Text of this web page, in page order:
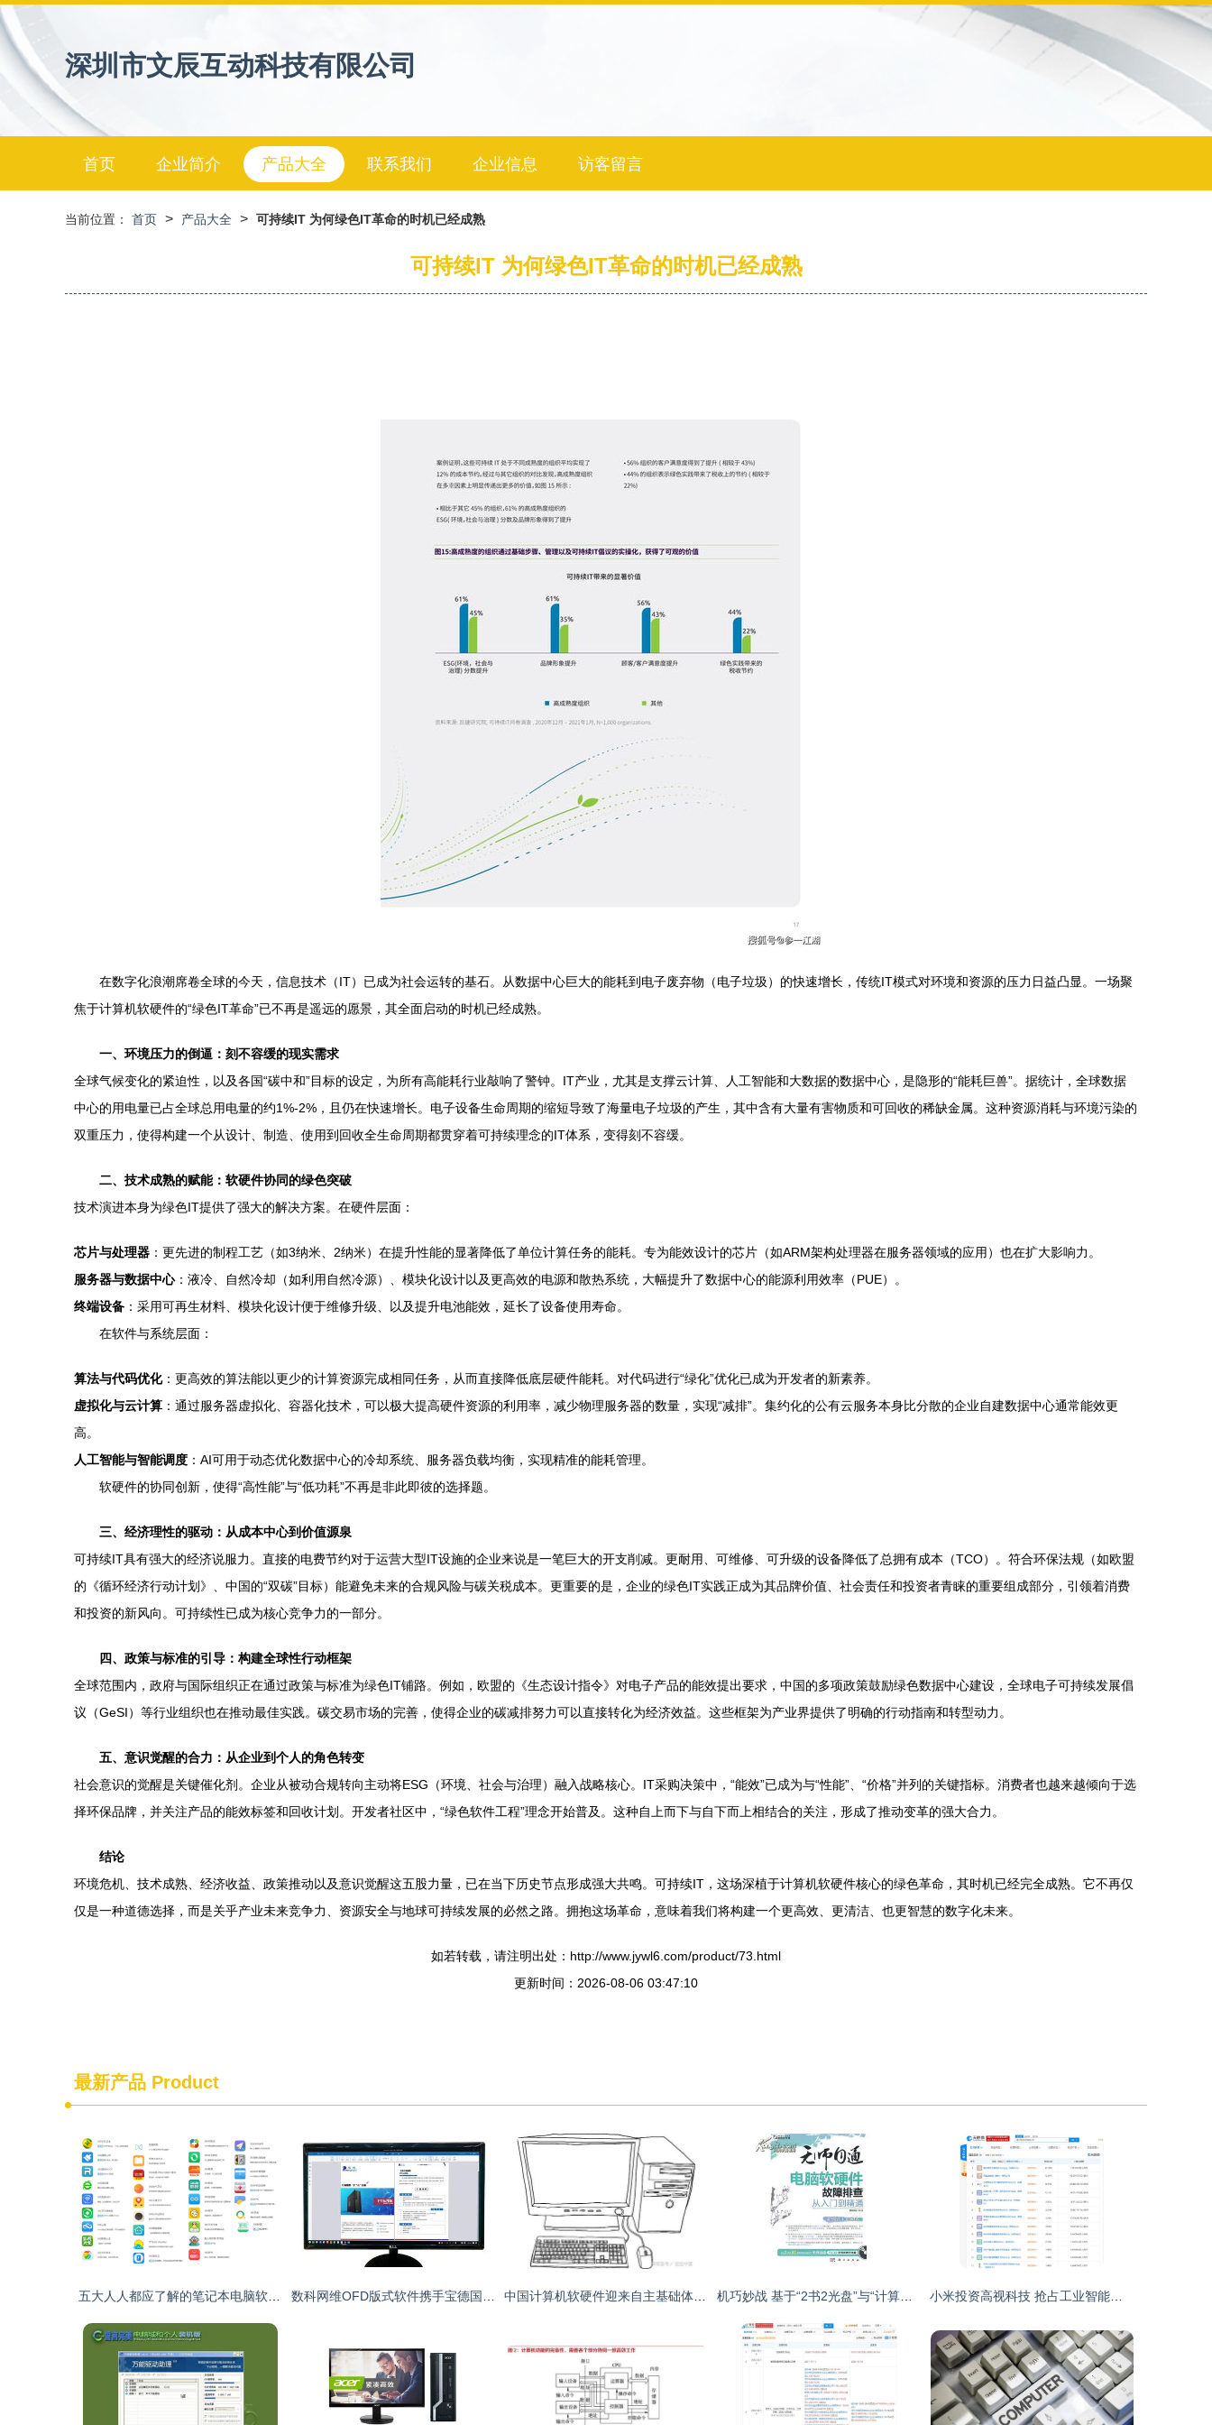
深圳市文辰互动科技有限公司
首页 企业简介 产品大全 联系我们 企业信息 访客留言
当前位置： 首页 > 产品大全 > 可持续IT 为何绿色IT革命的时机已经成熟
可持续IT 为何绿色IT革命的时机已经成熟
在数字化浪潮席卷全球的今天，信息技术（IT）已成为社会运转的基石。从数据中心巨大的能耗到电子废弃物（电子垃圾）的快速增长，传统IT模式对环境和资源的压力日益凸显。一场聚
焦于计算机软硬件的“绿色IT革命”已不再是遥远的愿景，其全面启动的时机已经成熟。
一、环境压力的倒逼：刻不容缓的现实需求
全球气候变化的紧迫性，以及各国“碳中和”目标的设定，为所有高能耗行业敲响了警钟。IT产业，尤其是支撑云计算、人工智能和大数据的数据中心，是隐形的“能耗巨兽”。据统计，全球数据
中心的用电量已占全球总用电量的约1%-2%，且仍在快速增长。电子设备生命周期的缩短导致了海量电子垃圾的产生，其中含有大量有害物质和可回收的稀缺金属。这种资源消耗与环境污染的
双重压力，使得构建一个从设计、制造、使用到回收全生命周期都贯穿着可持续理念的IT体系，变得刻不容缓。
二、技术成熟的赋能：软硬件协同的绿色突破
技术演进本身为绿色IT提供了强大的解决方案。在硬件层面：
芯片与处理器 ：更先进的制程工艺（如3纳米、2纳米）在提升性能的显著降低了单位计算任务的能耗。专为能效设计的芯片（如ARM架构处理器在服务器领域的应用）也在扩大影响力。
服务器与数据中心：液冷、自然冷却（如利用自然冷源）、模块化设计以及更高效的电源和散热系统，大幅提升了数据中心的能源利用效率（PUE）。
终端设备 ：采用可再生材料、模块化设计便于维修升级、以及提升电池能效，延长了设备使用寿命。
在软件与系统层面：
算法与代码优化：更高效的算法能以更少的计算资源完成相同任务，从而直接降低底层硬件能耗。对代码进行“绿化”优化已成为开发者的新素养。
虚拟化与云计算 ：通过服务器虚拟化、容器化技术，可以极大提高硬件资源的利用率，减少物理服务器的数量，实现“减排”。集约化的公有云服务本身比分散的企业自建数据中心通常能效更
高。
人工智能与智能调度 ：AI可用于动态优化数据中心的冷却系统、服务器负载均衡，实现精准的能耗管理。
软硬件的协同创新，使得“高性能”与“低功耗”不再是非此即彼的选择题。
三、经济理性的驱动：从成本中心到价值源泉
可持续IT具有强大的经济说服力。直接的电费节约对于运营大型IT设施的企业来说是一笔巨大的开支削减。更耐用、可维修、可升级的设备降低了总拥有成本（TCO）。符合环保法规（如欧盟
的《循环经济行动计划》、中国的“双碳”目标）能避免未来的合规风险与碳关税成本。更重要的是，企业的绿色IT实践正成为其品牌价值、社会责任和投资者青睐的重要组成部分，引领着消费
和投资的新风向。可持续性已成为核心竞争力的一部分。
四、政策与标准的引导：构建全球性行动框架
全球范围内，政府与国际组织正在通过政策与标准为绿色IT铺路。例如，欧盟的《生态设计指令》对电子产品的能效提出要求，中国的多项政策鼓励绿色数据中心建设，全球电子可持续发展倡
议（GeSI）等行业组织也在推动最佳实践。碳交易市场的完善，使得企业的碳减排努力可以直接转化为经济效益。这些框架为产业界提供了明确的行动指南和转型动力。
五、意识觉醒的合力：从企业到个人的角色转变
社会意识的觉醒是关键催化剂。企业从被动合规转向主动将ESG（环境、社会与治理）融入战略核心。IT采购决策中，“能效”已成为与“性能”、“价格”并列的关键指标。消费者也越来越倾向于选
择环保品牌，并关注产品的能效标签和回收计划。开发者社区中，“绿色软件工程”理念开始普及。这种自上而下与自下而上相结合的关注，形成了推动变革的强大合力。
结论
环境危机、技术成熟、经济收益、政策推动以及意识觉醒这五股力量，已在当下历史节点形成强大共鸣。可持续IT，这场深植于计算机软硬件核心的绿色革命，其时机已经完全成熟。它不再仅
仅是一种道德选择，而是关乎产业未来竞争力、资源安全与地球可持续发展的必然之路。拥抱这场革命，意味着我们将构建一个更高效、更清洁、也更智慧的数字化未来。
如若转载，请注明出处：http://www.jywl6.com/product/73.html
更新时间：2026-08-06 03:47:10
最新产品 Product